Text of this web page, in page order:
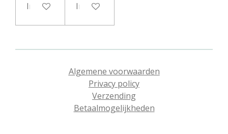
In winkelwagenIn winkelwagen
Algemene voorwaarden
Privacy policy
Verzending
Betaalmogelijkheden